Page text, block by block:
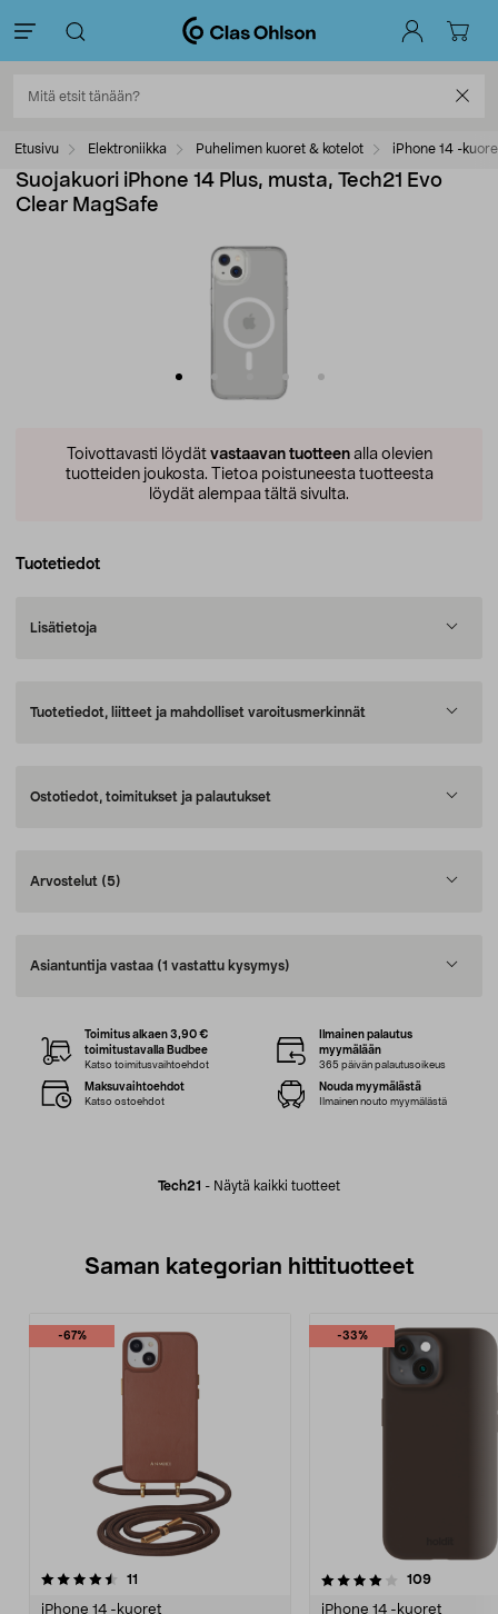
Etusivu Elektroniikka Puhelimen kuoret & kotelot iPhone 14 -
Suojakuori iPhone 14 Plus, musta, Tech21 Evo
Clear MagSafe
Toivottavasti löydät vastaavan tuotteenalla olevien
tuotteiden joukosta. Tietoa poistuneesta tuotteesta
löydät alempaa tältä sivulta.
Tuotetiedot
Lisätietoja
Tuotetiedot, liitteet ja mahdolliset varoitusmerkinnät
Ostotiedot, toimitukset ja palautukset
Arvostelut (5)
Asiantuntija vastaa (1 vastattu kysymys)
Tech21 - Näytä kaikki tuotteet
Toimitus alkaen 3,90 €
toimitustavalla Budbee
Katso toimitusvaihtoehdot
Ilmainen palautus
myymälään
365 päivän palautusoikeus
Maksuvaihtoehdot
Katso ostoehdot
Nouda myymälästä
Ilmainen nouto myymälästä
Saman kategorian hittituotteet
-67%
11
iPhone 14 -kuoret
-33%
4.0 viidestä
109arvostelut
iPhone 14 -kuoret
4.5 viidestä